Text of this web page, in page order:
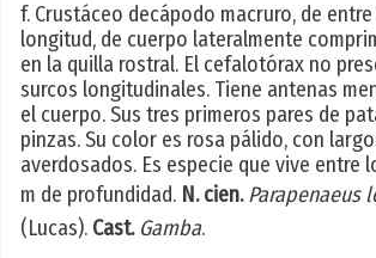
f. Crustáceo decápodo macruro, de entre
longitud, de cuerpo lateralmente
en la quilla rostral. El cefalotórax no
surcos longitudinales. Tiene antenas
el cuerpo. Sus tres primeros pares de
pinzas. Su color es rosa pálido, con
averdosados. Es especie que vive entre
m de profundidad. N. cien. Parapenaeus
(Lucas). Cast. Gamba.